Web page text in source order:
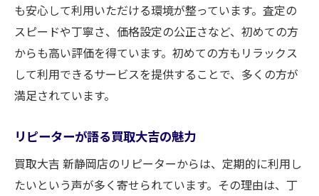
も安心して利用いただける環境が整っています。査定の
スピードや丁寧さ、価格設定の公正さなど、初めての方
からも高い評価を得ています。初めての方もリラックス
して利用できるサービスを提供することで、多くの方が
満足されています。
リピーターが語る買取大吉の魅力
買取大吉 新静岡店のリピーターからは、定期的に利用し
たいという声が多く寄せられています。その理由は、丁